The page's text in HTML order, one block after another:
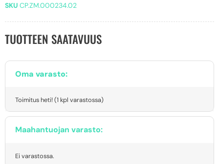
SKU CP.ZM.000234.02
TUOTTEEN SAATAVUUS
Oma varasto:
Toimitus heti! (1 kpl varastossa)
Maahantuojan varasto:
Ei varastossa.